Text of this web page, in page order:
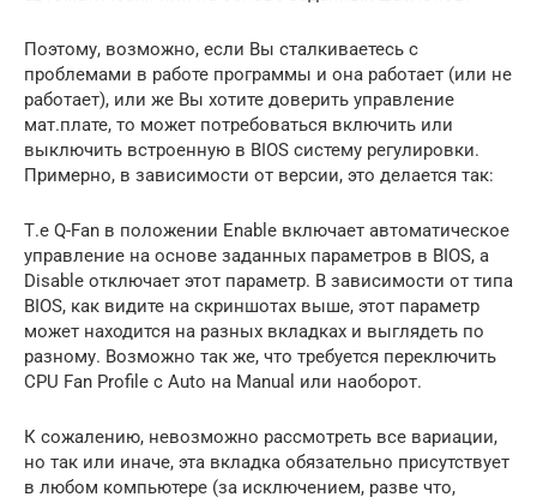
Поэтому, возможно, если Вы сталкиваетесь с
проблемами в работе программы и она работает (или не
работает), или же Вы хотите доверить управление
мат.плате, то может потребоваться включить или
выключить встроенную в BIOS систему регулировки.
Примерно, в зависимости от версии, это делается так:
Т.е Q-Fan в положении Enable включает автоматическое
управление на основе заданных параметров в BIOS, а
Disable отключает этот параметр. В зависимости от типа
BIOS, как видите на скриншотах выше, этот параметр
может находится на разных вкладках и выглядеть по
разному. Возможно так же, что требуется переключить
CPU Fan Profile с Auto на Manual или наоборот.
К сожалению, невозможно рассмотреть все вариации,
но так или иначе, эта вкладка обязательно присутствует
в любом компьютере (за исключением, разве что,